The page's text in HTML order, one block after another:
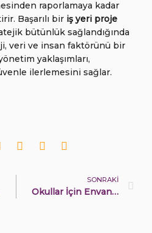
raporlamaya kadar
Başarılı bir iş yeri proje
bütünlük sağlandığında
veri ve insan faktörünü bir
yaklaşımları,
ilerlemesini sağlar.
SONRAKI
Okullar İçin Envanter Yönetimi Yazılımı Seçme Rehberi